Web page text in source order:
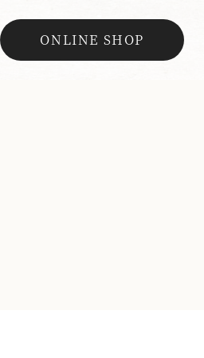
ONLINE SHOP